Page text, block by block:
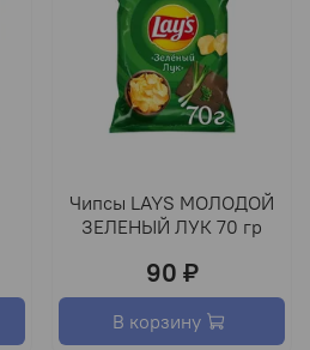
Чипсы LAYS МОЛОДОЙ
ЗЕЛЕНЫЙ ЛУК 70 гр
90 ₽
В корзину